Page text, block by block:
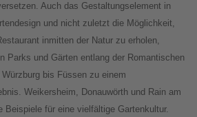
Auch das Gestaltungselement in
und nicht zuletzt die Möglichkeit,
inmitten der Natur zu erholen,
Parks und Gärten entlang der Romantischen
bis Füssen zu einem
Weikersheim, Donauwörth und Rain am
Beispiele für eine vielfältige Gartenkultur.